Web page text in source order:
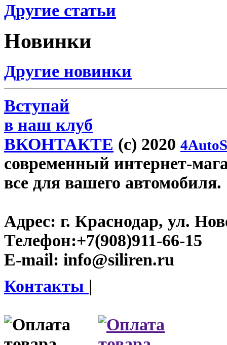
Другие статьи
Новинки
Другие новинки
Вступай
в наш клуб
ВКОНТАКТЕ (c) 2020
современный интернет-
все для вашего автомобиля.
Адрес: г. Краснодар, ул.
Телефон:+7(908)911-66-15
E-mail: info@siliren.ru
Контакты |